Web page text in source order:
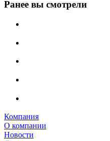
Ранее вы смотрели
Компания
О компании
Новости